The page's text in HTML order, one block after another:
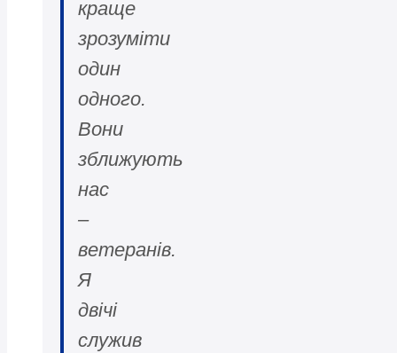
краще
зрозуміти
один
одного.
Вони
зближують
нас
–
ветеранів.
Я
двічі
служив